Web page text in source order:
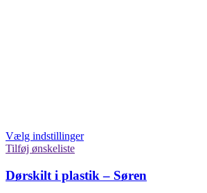
Vælg indstillinger
Tilføj ønskeliste
Dørskilt i plastik – Søren